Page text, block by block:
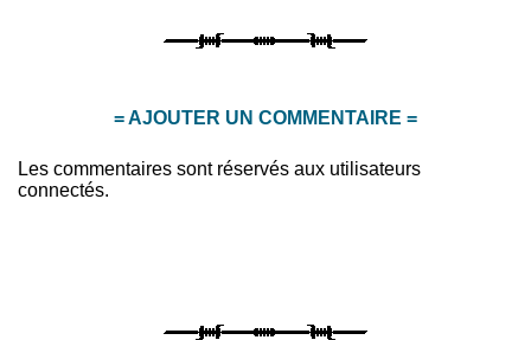
= AJOUTER UN COMMENTAIRE =
Les commentaires sont réservés aux utilisateurs
connectés.